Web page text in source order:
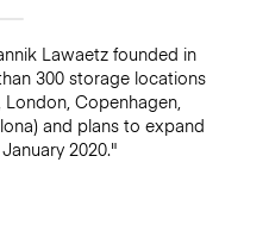
Lawaetz founded in
300 storage locations
Copenhagen,
and plans to expand
2020."